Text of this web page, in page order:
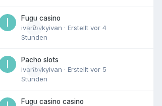
0
Fugu casino
ivanovkyivan · Erstellt vor 4
Stunden
0
Pacho slots
ivanovkyivan · Erstellt vor 5
Stunden
Fugu casino casino